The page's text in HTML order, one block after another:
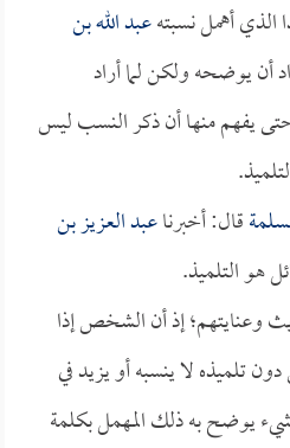
الذي أهمل نسبتهعبد الله بن
أن يوضحه ولكن لما أراد
يفهم منها أن ذكر النسب ليس
قال: أخبرناعبد العزيز بن
هو التلميذ.
وعنايتهم؛ إذ أن الشخص إذا
تلميذه لا ينسبه أو يزيد في
يوضح به ذلك المهمل بكلمة